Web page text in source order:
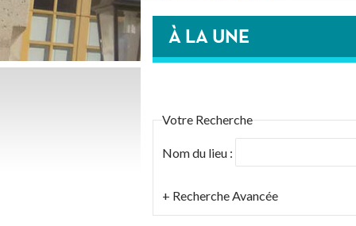
À LA UNE
Votre Recherche
Nom du lieu :
+ Recherche Avancée